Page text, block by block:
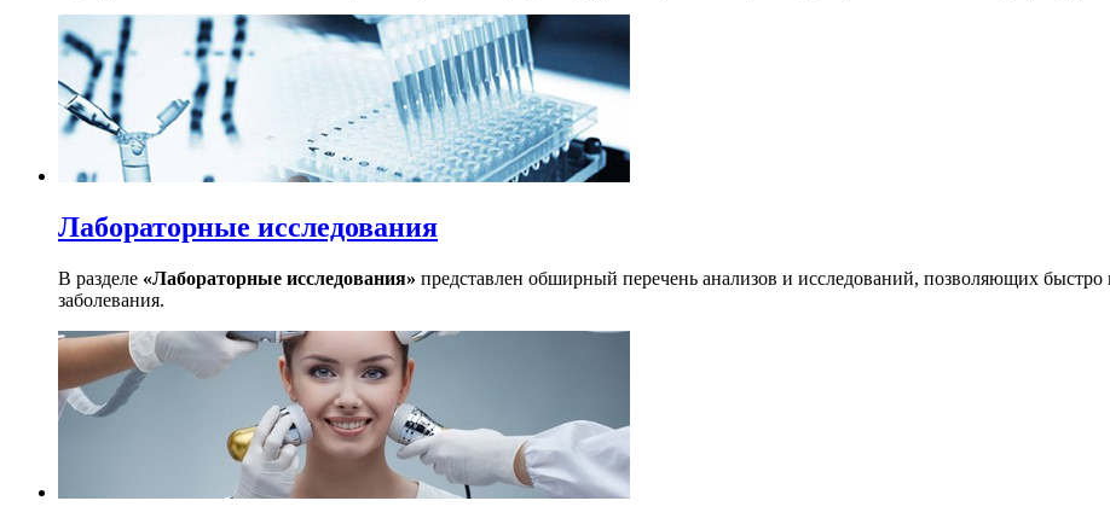
Лабораторные исследования
В разделе «Лабораторные исследования» представлен обширный перечень анализов и исследований, позволяющих быстро
заболевания.